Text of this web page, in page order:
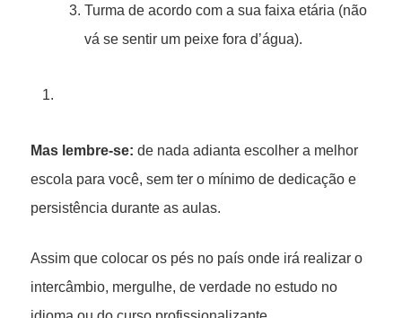
Turma de acordo com a sua faixa etária (não
vá se sentir um peixe fora d’água).
Mas lembre-se: de nada adianta escolher a melhor
escola para você, sem ter o mínimo de dedicação e
persistência durante as aulas.
Assim que colocar os pés no país onde irá realizar o
intercâmbio, mergulhe, de verdade no estudo no